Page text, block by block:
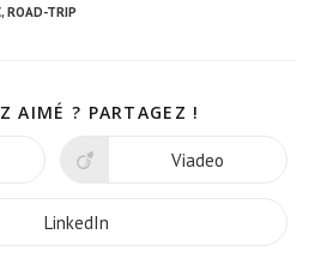
, ROAD-TRIP
AIMÉ ? PARTAGEZ !
Viadeo
LinkedIn